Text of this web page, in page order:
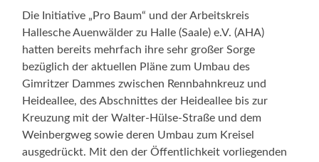
Die Initiative „Pro Baum“ und der Arbeitskreis
Hallesche Auenwälder zu Halle (Saale) e.V. (AHA)
hatten bereits mehrfach ihre sehr großer Sorge
bezüglich der aktuellen Pläne zum Umbau des
Gimritzer Dammes zwischen Rennbahnkreuz und
Heideallee, des Abschnittes der Heideallee bis zur
Kreuzung mit der Walter-Hülse-Straße und dem
Weinbergweg sowie deren Umbau zum Kreisel
ausgedrückt. Mit den der Öffentlichkeit vorliegenden